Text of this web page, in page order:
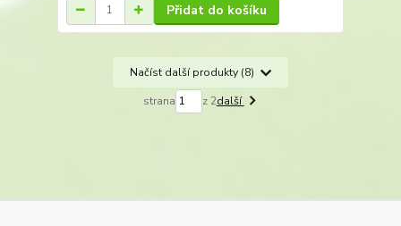
Přidat do košíku
Načíst další produkty (8)
strana z 2další